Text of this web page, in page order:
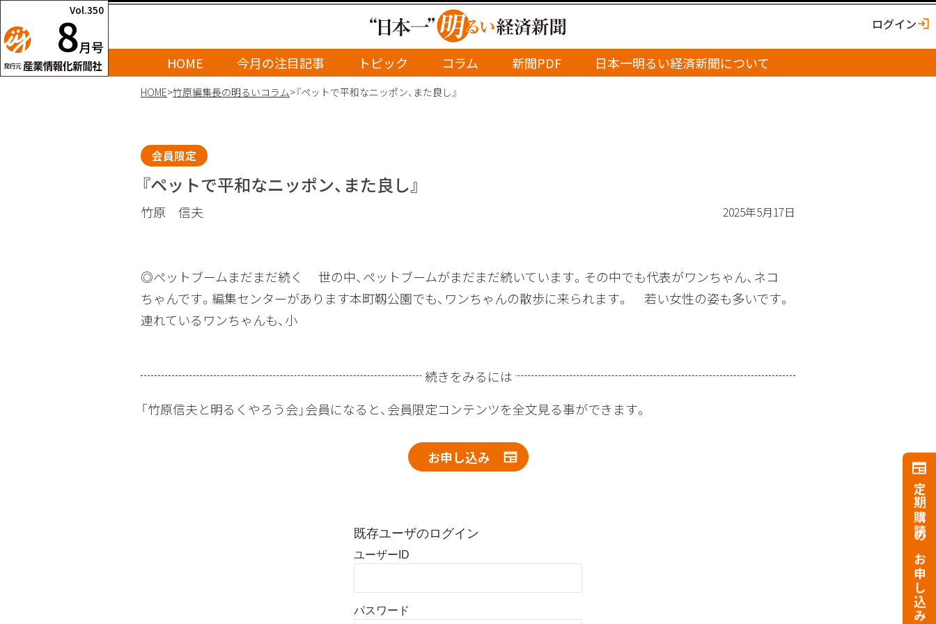
ログイン
Vol.350
8月号
HOME
今月の注目記事 トピック コラム 新聞PDF 日本一明るい経済新聞について
HOME>竹原編集長の明るいコラム>『ペットで平和なニッポン、また良し』
会員限定
『ペットで平和なニッポン、また良し』
竹原 信夫 2025年5月17日
◎ペットブームまだまだ続く 世の中、ペットブームがまだまだ続いています。その中でも代表がワンちゃん、ネコ
ちゃんです。編集センターがあります本町靱公園でも、ワンちゃんの散歩に来られます。 若い女性の姿も多いです。
連れているワンちゃんも、小
続きをみるには
「竹原信夫と明るくやろう会」会員になると、会員限定コンテンツを全文見る事ができます。
お申し込み
既存ユーザのログイン
ユーザーID
パスワード 定期購読のお申し込み